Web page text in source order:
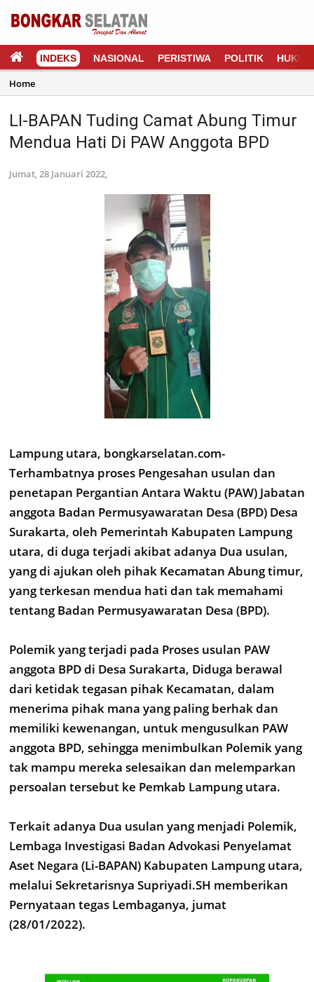
INDEKS NASIONAL PERISTIWA POLITIK HUKUM
Home
LI-BAPAN Tuding Camat Abung Timur
Mendua Hati Di PAW Anggota BPD
Jumat, 28 Januari 2022,
Lampung utara, bongkarselatan.com-
Terhambatnya proses Pengesahan usulan dan
penetapan Pergantian Antara Waktu (PAW) Jabatan
anggota Badan Permusyawaratan Desa (BPD) Desa
Surakarta, oleh Pemerintah Kabupaten Lampung
utara, di duga terjadi akibat adanya Dua usulan,
yang di ajukan oleh pihak Kecamatan Abung timur,
yang terkesan mendua hati dan tak memahami
tentang Badan Permusyawaratan Desa (BPD).
Polemik yang terjadi pada Proses usulan PAW
anggota BPD di Desa Surakarta, Diduga berawal
dari ketidak tegasan pihak Kecamatan, dalam
menerima pihak mana yang paling berhak dan
memiliki kewenangan, untuk mengusulkan PAW
anggota BPD, sehingga menimbulkan Polemik yang
tak mampu mereka selesaikan dan melemparkan
persoalan tersebut ke Pemkab Lampung utara.
Terkait adanya Dua usulan yang menjadi Polemik,
Lembaga Investigasi Badan Advokasi Penyelamat
Aset Negara (Li-BAPAN) Kabupaten Lampung utara,
melalui Sekretarisnya Supriyadi.SH memberikan
Pernyataan tegas Lembaganya, jumat
(28/01/2022).